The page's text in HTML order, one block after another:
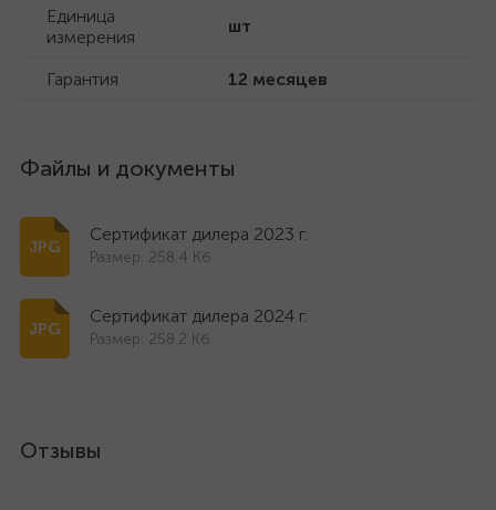
Единица
измерения
шт
Гарантия 12 месяцев
Файлы и документы
Сертификат дилера 2023 г.
Размер: 258.4 Кб
Сертификат дилера 2024 г.
Размер: 258.2 Кб
Отзывы